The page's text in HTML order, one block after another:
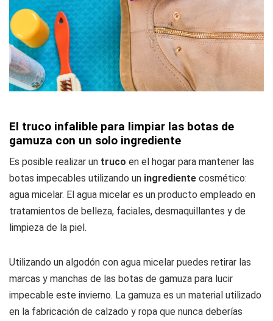
El truco infalible para limpiar las botas de
gamuza con un solo ingrediente
Es posible realizar un truco en el hogar para mantener las
botas impecables utilizando un ingrediente cosmético:
agua micelar. El agua micelar es un producto empleado en
tratamientos de belleza, faciales, desmaquillantes y de
limpieza de la piel.
Utilizando un algodón con agua micelar puedes retirar las
marcas y manchas de las botas de gamuza para lucir
impecable este invierno. La gamuza es un material utilizado
en la fabricación de calzado y ropa que nunca deberías